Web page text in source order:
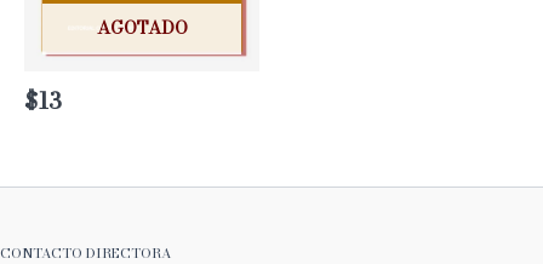
AGOTADO
$13
CONTACTO DIRECTORA